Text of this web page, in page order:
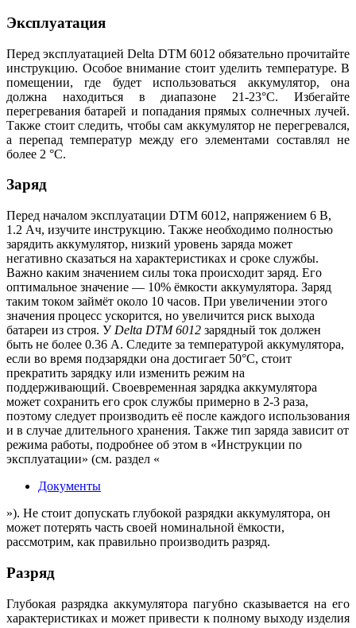
Эксплуатация
Перед эксплуатацией Delta DTM 6012 обязательно прочитайте
инструкцию. Особое внимание стоит уделить температуре. В
помещении, где будет использоваться аккумулятор, она
должна находиться в диапазоне 21-23°С. Избегайте
перегревания батарей и попадания прямых солнечных лучей.
Также стоит следить, чтобы сам аккумулятор не перегревался,
а перепад температур между его элементами составлял не
более 2 °С.
Заряд
Перед началом эксплуатации DTM 6012, напряжением 6 В,
1.2 Ач, изучите инструкцию. Также необходимо полностью
зарядить аккумулятор, низкий уровень заряда может
негативно сказаться на характеристиках и сроке службы.
Важно каким значением силы тока происходит заряд. Его
оптимальное значение — 10% ёмкости аккумулятора. Заряд
таким током займёт около 10 часов. При увеличении этого
значения процесс ускорится, но увеличится риск выхода
батареи из строя. УDelta DTM 6012 зарядный ток должен
быть не более 0.36 А. Следите за температурой аккумулятора,
если во время подзарядки она достигает 50°С, стоит
прекратить зарядку или изменить режим на
поддерживающий. Своевременная зарядка аккумулятора
может сохранить его срок службы примерно в 2-3 раза,
поэтому следует производить её после каждого использования
и в случае длительного хранения. Также тип заряда зависит от
режима работы, подробнее об этом в «Инструкции по
эксплуатации» (см. раздел «
Документы
»). Не стоит допускать глубокой разрядки аккумулятора, он
может потерять часть своей номинальной ёмкости,
рассмотрим, как правильно производить разряд.
Разряд
Глубокая разрядка аккумулятора пагубно сказывается на его
характеристиках и может привести к полному выходу изделия